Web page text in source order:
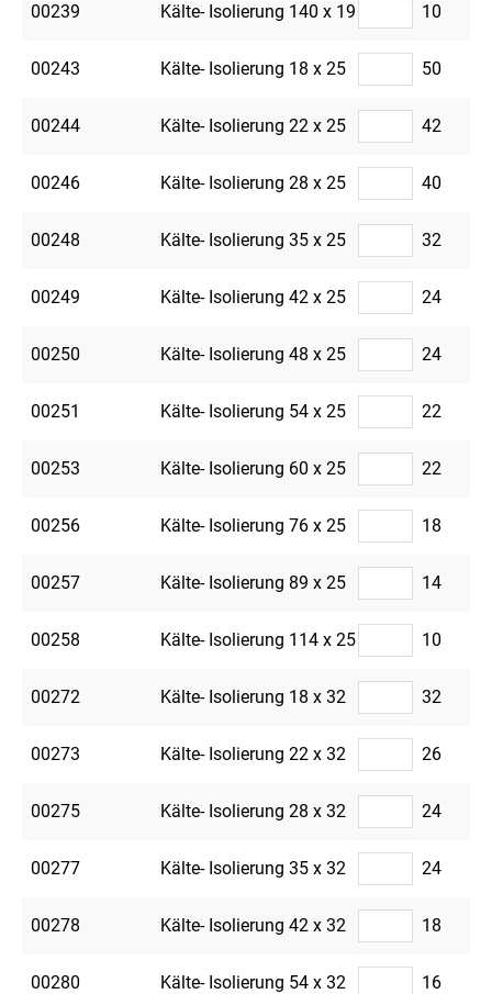
00239 Kälte- Isolierung 140 x 19 10
00243 Kälte- Isolierung 18 x 25 50
00244 Kälte- Isolierung 22 x 25 42
00246 Kälte- Isolierung 28 x 25 40
00248 Kälte- Isolierung 35 x 25 32
00249 Kälte- Isolierung 42 x 25 24
00250 Kälte- Isolierung 48 x 25 24
00251 Kälte- Isolierung 54 x 25 22
00253 Kälte- Isolierung 60 x 25 22
00256 Kälte- Isolierung 76 x 25 18
00257 Kälte- Isolierung 89 x 25 14
00258 Kälte- Isolierung 114 x 25 10
00272 Kälte- Isolierung 18 x 32 32
00273 Kälte- Isolierung 22 x 32 26
00275 Kälte- Isolierung 28 x 32 24
00277 Kälte- Isolierung 35 x 32 24
00278 Kälte- Isolierung 42 x 32 18
00280 Kälte- Isolierung 54 x 32 16